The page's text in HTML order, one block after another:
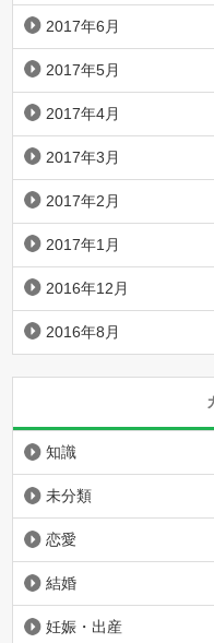
2017年6月
2017年5月
2017年4月
2017年3月
2017年2月
2017年1月
2016年12月
2016年8月
知識
未分類
恋愛
結婚
妊娠・出産